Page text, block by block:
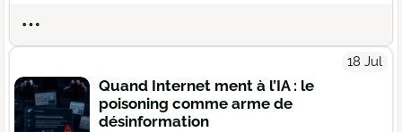
18 Jul
Quand Internet ment à l’IA : le
poisoning comme arme de
désinformation